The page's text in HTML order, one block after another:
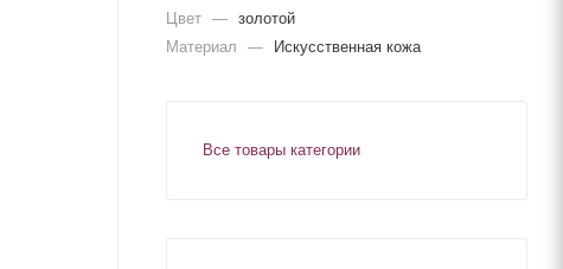
Цвет — золотой
Материал
— Искусственная кожа
Все товары категории